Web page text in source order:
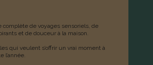
complète de voyages sensoriels, de
et de douceur à la maison.
qui veulent s’offrir un vrai moment à
l’année.